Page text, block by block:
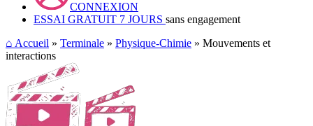
CONNEXION
ESSAI GRATUIT 7 JOURS sans engagement
⌂ Accueil » Terminale » Physique-Chimie » Mouvements et
interactions